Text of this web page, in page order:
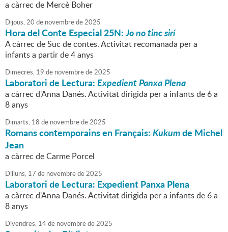
a càrrec de Mercè Boher
Dijous,20 de novembrede2025
Hora del Conte Especial 25N:Jo no tinc sirí
A càrrec de Suc de contes. Activitat recomanada per a
infants a partir de 4 anys
Dimecres, 19 de novembrede2025
Laboratori de Lectura:Expedient Panxa Plena
a càrrec d'Anna Danés. Activitat dirigida per a infants de 6 a
8 anys
Dimarts, 18 de novembrede2025
Romans contemporains en Français:Kukumde Michel
Jean
a càrrec de Carme Porcel
Dilluns, 17 de novembrede2025
Laboratori de Lectura: Expedient Panxa Plena
a càrrec d'Anna Danés. Activitat dirigida per a infants de 6 a
8 anys
Divendres, 14de novembrede2025